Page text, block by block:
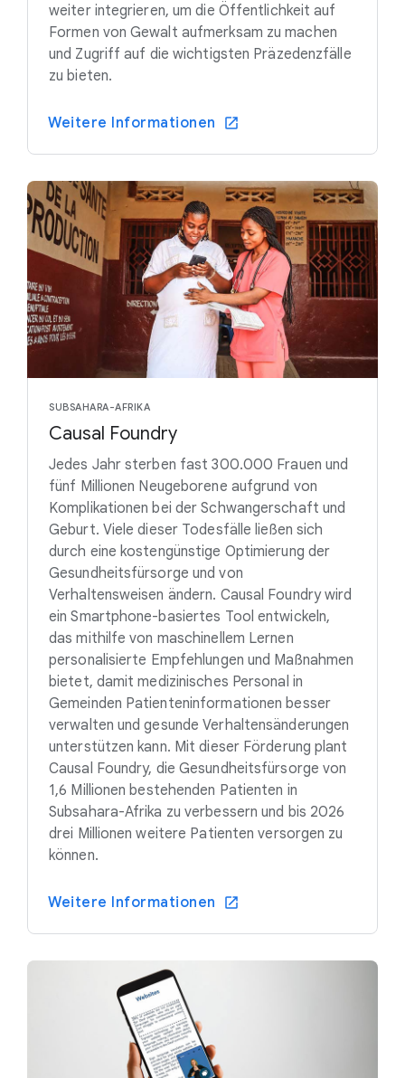
weiter integrieren, um die Öffentlichkeit auf
Formen von Gewalt aufmerksam zu machen
und Zugriff auf die wichtigsten Präzedenzfälle
zu bieten.
Weitere Informationen
SUBSAHARA-AFRIKA
Causal Foundry
Jedes Jahr sterben fast 300.000 Frauen und
fünf Millionen Neugeborene aufgrund von
Komplikationen bei der Schwangerschaft und
Geburt. Viele dieser Todesfälle ließen sich
durch eine kostengünstige Optimierung der
Gesundheitsfürsorge und von
Verhaltensweisen ändern. Causal Foundry wird
ein Smartphone-basiertes Tool entwickeln,
das mithilfe von maschinellem Lernen
personalisierte Empfehlungen und Maßnahmen
bietet, damit medizinisches Personal in
Gemeinden Patienteninformationen besser
verwalten und gesunde Verhaltensänderungen
unterstützen kann. Mit dieser Förderung plant
Causal Foundry, die Gesundheitsfürsorge von
1,6 Millionen bestehenden Patienten in
Subsahara-Afrika zu verbessern und bis 2026
drei Millionen weitere Patienten versorgen zu
können.
Weitere Informationen